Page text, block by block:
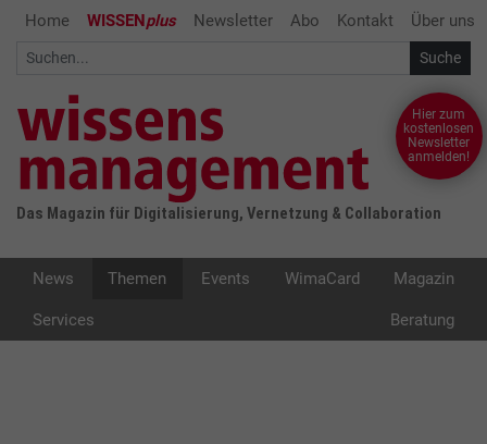
Home WISSENplus Newsletter Abo Kontakt Über uns
Das Magazin für Digitalisierung, Vernetzung & Collaboration
Hier zum
kostenlosen
Newsletter
anmelden!
News Themen Events WimaCard Magazin
Services Beratung